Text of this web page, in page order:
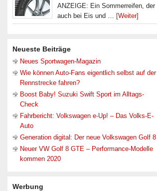
ANZEIGE: Ein Sommerreifen, der
auch bei Eis und … [Weiter]
Neueste Beiträge
Neues Sportwagen-Magazin
Wie können Auto-Fans eigentlich selbst auf der
Rennstrecke fahren?
Boost Baby! Suzuki Swift Sport im Alltags-
Check
Fahrbericht: Volkswagen e-Up! – Das Volks-E-
Auto
Generation digital: Der neue Volkswagen Golf 8
Neuer VW Golf 8 GTE – Performance-Modelle
kommen 2020
Werbung